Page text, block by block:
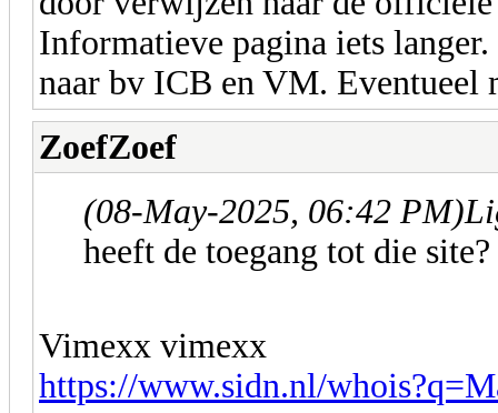
Informatieve pagina iets
naar bv ICB en VM. Eventueel
ZoefZoef
(08-May-2025, 06:42 PM)
heeft de toegang tot die site?
Vimexx vimexx
https://www.sidn.nl/